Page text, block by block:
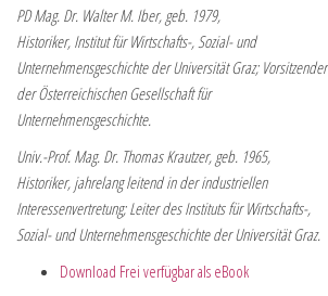
PD Mag. Dr. Walter M. Iber, geb. 1979,
Historiker, Institut für Wirtschafts-, Sozial- und
Unternehmensgeschichte der Universität Graz; Vorsitzender
der Österreichischen Gesellschaft für
Unternehmensgeschichte.
Univ.-Prof. Mag. Dr. Thomas Krautzer, geb. 1965,
Historiker, jahrelang leitend in der industriellen
Interessenvertretung; Leiter des Instituts für Wirtschafts-,
Sozial- und Unternehmensgeschichte der Universität Graz.
Download Frei verfügbar als eBook